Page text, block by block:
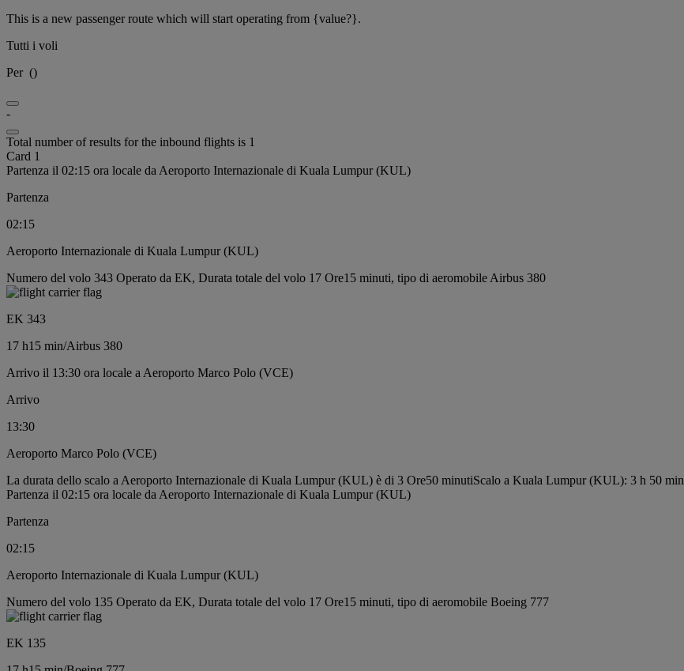
This is a new passenger route which will start operating from {value?}.
Tutti i voli
Per ()
-
Total number of results for the inbound flights is 1
Card 1
Partenza il 02:15 ora locale da Aeroporto Internazionale di Kuala Lumpur (KUL)
Partenza
02:15
Aeroporto Internazionale di Kuala Lumpur (KUL)
Numero del volo 343 Operato da EK, Durata totale del volo 17 Ore15 minuti, tipo di aeromobile Airbus 380
EK 343
17 h15 min/Airbus 380
Arrivo il 13:30 ora locale a Aeroporto Marco Polo (VCE)
Arrivo
13:30
Aeroporto Marco Polo (VCE)
La durata dello scalo a Aeroporto Internazionale di Kuala Lumpur (KUL) è di 3 Ore50 minutiScalo a Kuala Lumpur (KUL): 3 h 50 min
Partenza il 02:15 ora locale da Aeroporto Internazionale di Kuala Lumpur (KUL)
Partenza
02:15
Aeroporto Internazionale di Kuala Lumpur (KUL)
Numero del volo 135 Operato da EK, Durata totale del volo 17 Ore15 minuti, tipo di aeromobile Boeing 777
EK 135